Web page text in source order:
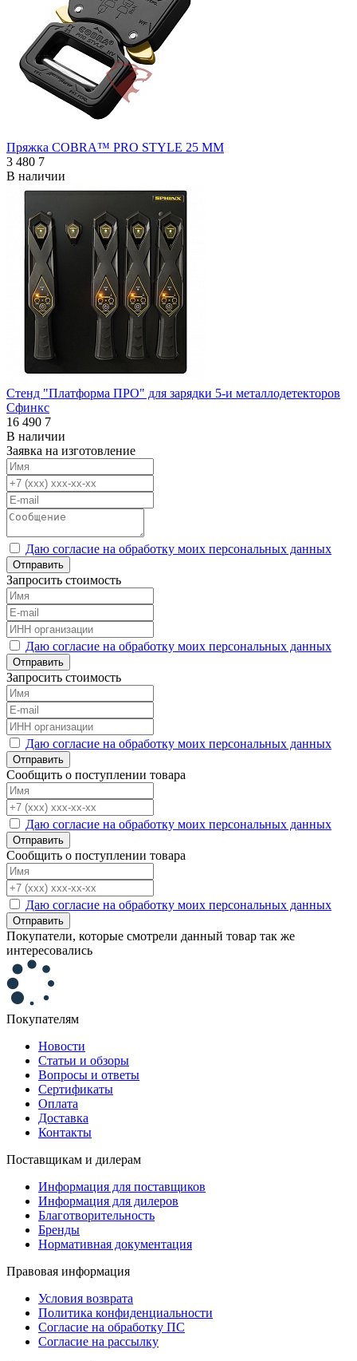
Пряжка COBRA™ PRO STYLE 25 ММ
3 480 7
В наличии
Стенд "Платформа ПРО" для зарядки 5-и металлодетекторов
Сфинкс
16 490 7
В наличии
Заявка на изготовление
Даю согласие на обработку моих персональных данных
Отправить
Запросить стоимость
Даю согласие на обработку моих персональных данных
Отправить
Запросить стоимость
Даю согласие на обработку моих персональных данных
Отправить
Сообщить о поступлении товара
Даю согласие на обработку моих персональных данных
Отправить
Сообщить о поступлении товара
Даю согласие на обработку моих персональных данных
Отправить
Покупатели, которые смотрели данный товар так же
интересовались
Покупателям
Новости
Статьи и обзоры
Вопросы и ответы
Сертификаты
Оплата
Доставка
Контакты
Поставщикам и дилерам
Информация для поставщиков
Информация для дилеров
Благотворительность
Бренды
Нормативная документация
Правовая информация
Условия возврата
Политика конфиденциальности
Согласие на обработку ПС
Согласие на рассылку